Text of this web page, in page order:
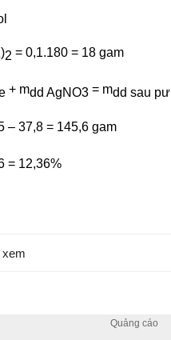
)2 = 0,1.180 = 18 gam
+ mdd AgNO3 = mdd sau pư
– 37,8 = 145,6 gam
= 12,36%